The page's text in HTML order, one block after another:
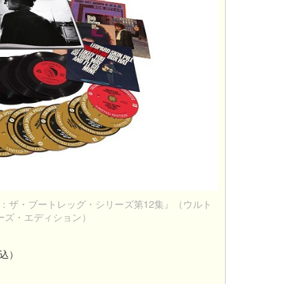
ザ・ブートレッグ・シリーズ第12集』（ウルト
・エディション）
）